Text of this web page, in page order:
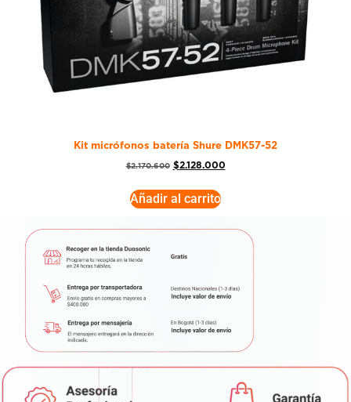
Kit micrófonos batería Shure DMK57-52
$2.170.600 $2.128.000
Añadir al carrito